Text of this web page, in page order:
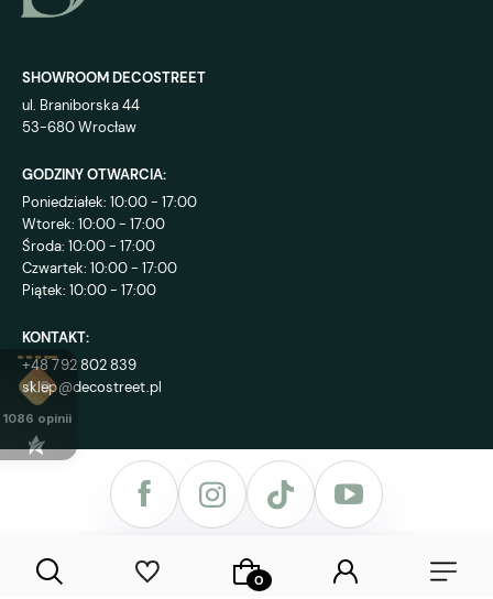
SHOWROOM DECOSTREET
ul. Braniborska 44
53-680 Wrocław
GODZINY OTWARCIA:
Poniedziałek: 10:00 - 17:00
Wtorek: 10:00 - 17:00
Środa: 10:00 - 17:00
Czwartek: 10:00 - 17:00
Piątek: 10:00 - 17:00
KONTAKT:
+48 792 802 839
sklep@decostreet.pl
4.9
1086 opinii
Sklep internetowy Shoper Premium